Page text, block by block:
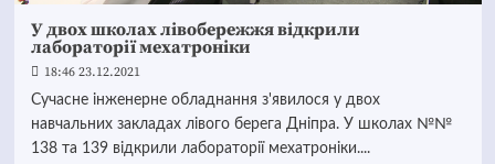
У двох школах лівобережжя відкрили
лабораторії мехатроніки
18:46 23.12.2021
Сучасне інженерне обладнання з'явилося у двох
навчальних закладах лівого берега Дніпра. У школах №№
138 та 139 відкрили лабораторії мехатроніки....